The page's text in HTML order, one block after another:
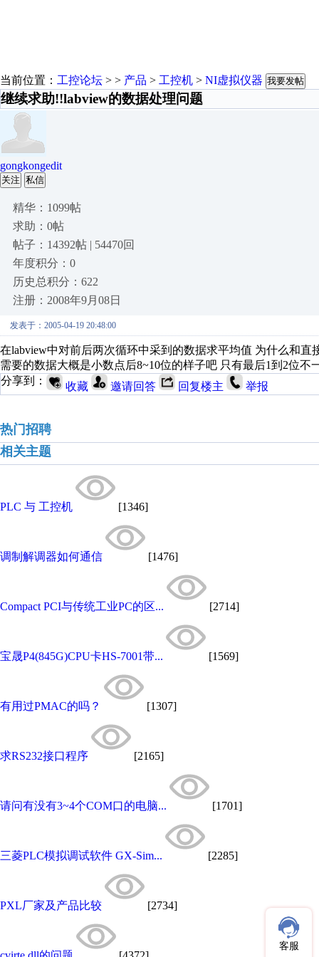
当前位置： 工控论坛 > > 产品 > 工控机 > NI虚拟仪器 我要发帖
继续求助!!labview的数据处理问题
gongkongedit
关注 私信
精华：1099帖
求助：0帖
帖子：14392帖 | 54470回
年度积分：0
历史总积分：622
注册：2008年9月08日
发表于：2005-04-19 20:48:00
在labview中对前后两次循环中采到的数据求平均值 为什么和
需要的数据大概是小数点后8~10位的样子吧 只有最后1到2位不
分享到：
收藏 邀请回答 回复楼主 举报
热门招聘
相关主题
PLC 与 工控机 [1346]
调制解调器如何通信 [1476]
Compact PCI与传统工业PC的区... [2714]
宝晟P4(845G)CPU卡HS-7001带... [1569]
有用过PMAC的吗？ [1307]
求RS232接口程序 [2165]
请问有没有3~4个COM口的电脑... [1701]
三菱PLC模拟调试软件 GX-Sim... [2285]
PXL厂家及产品比较 [2734]
客服